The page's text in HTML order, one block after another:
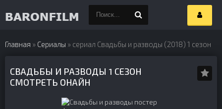
Главная » Сериалы » сериал Свадьбы и разводы (2018) 1 сезон
СВАДЬБЫ И РАЗВОДЫ 1 СЕЗОН
СМОТРЕТЬ ОНАЙН